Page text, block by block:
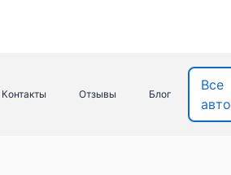
Контакты Отзывы Блог
Все
авто